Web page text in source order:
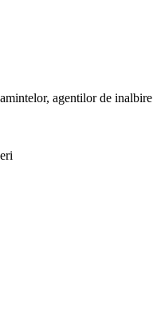
agentilor de inalbire